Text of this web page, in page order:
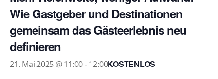
Wie Gastgeber und Destinationen
gemeinsam das Gästeerlebnis neu
definieren
21. Mai 2025 @ 11:00-12:00KOSTENLOS